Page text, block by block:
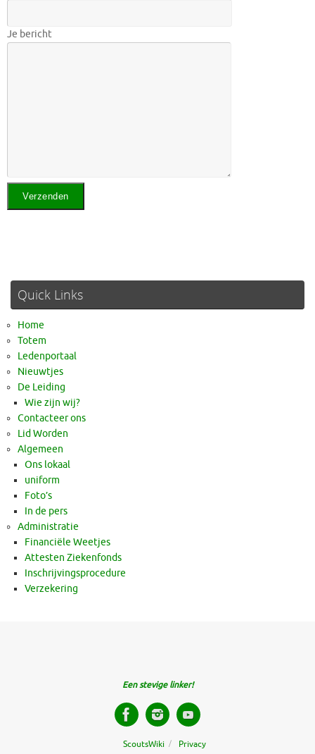
Je bericht
Quick Links
Home
Totem
Ledenportaal
Nieuwtjes
De Leiding
Wie zijn wij?
Contacteer ons
Lid Worden
Algemeen
Ons lokaal
uniform
Foto’s
In de pers
Administratie
Financiële Weetjes
Attesten Ziekenfonds
Inschrijvingsprocedure
Verzekering
Een stevige linker!
ScoutsWiki
Privacy